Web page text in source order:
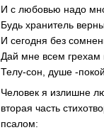
И с любовью надо
Будь хранитель
И сегодня без
Дай мне всем
Телу-сон, душе -покой.
Человек я излишне
вторая часть
псалом: